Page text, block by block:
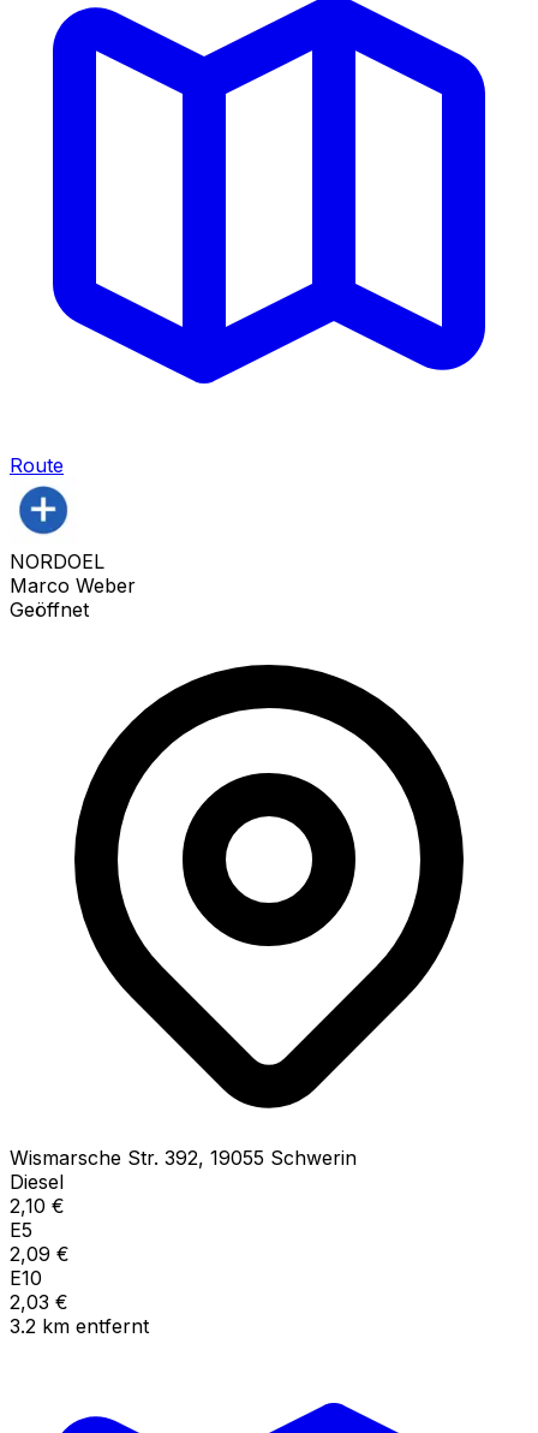
Route
NORDOEL
Marco Weber
Geöffnet
Wismarsche Str. 392, 19055 Schwerin
Diesel
2,10 €
E5
2,09 €
E10
2,03 €
3.2 km entfernt